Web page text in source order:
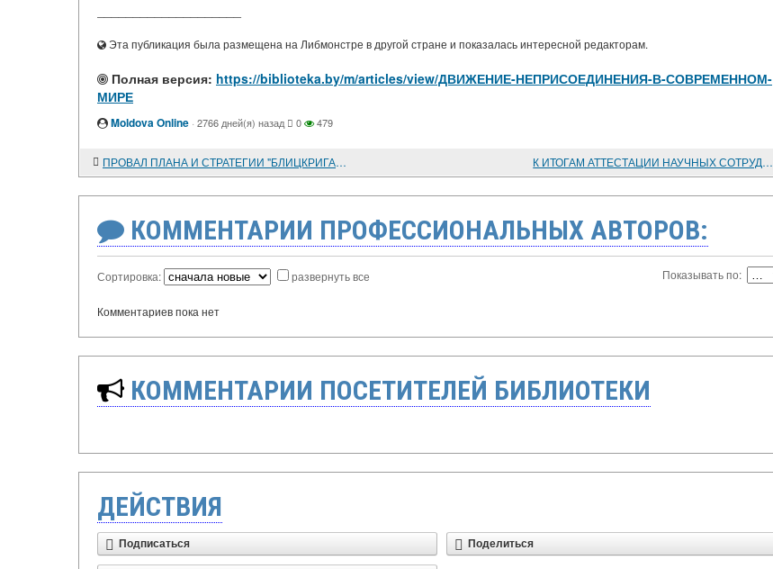
Эта публикация была размещена на Либмонстре в другой стране и показалась интересной редакторам.
Полная версия: https://biblioteka.by/m/articles/view/ДВИЖЕНИЕ-НЕПРИСОЕДИНЕНИЯ-В-СОВРЕМЕННОМ-
МИРЕ
Moldova Online · 2766 дней(я) назад 0 479
ПРОВАЛ ПЛАНА И СТРАТЕГИИ "БЛИЦКРИГА" НА СОВЕТСКО-ГЕРМАНСКОМ ФРОНТЕ К ИТОГАМ АТТЕСТАЦИИ НАУЧНЫХ СОТРУДНИКОВ
КОММЕНТАРИИ ПРОФЕССИОНАЛЬНЫХ АВТОРОВ:
Сортировка: развернуть все Показывать по:
Комментариев пока нет
КОММЕНТАРИИ ПОСЕТИТЕЛЕЙ БИБЛИОТЕКИ
ДЕЙСТВИЯ
Подписаться Поделиться